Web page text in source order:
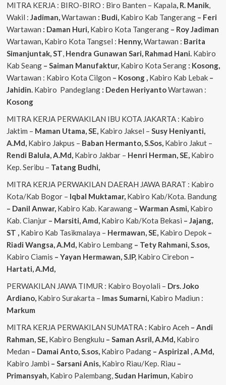
MITRA KERJA : BIRO-BIRO : Biro Banten – Kapala, R. Manik,
Wakil : Jadiman,Wartawan : Budi, Kabiro Kab Tangerang– Feri
Wartawan : Daman Huri, Kabiro Kota Tangerang– Roy Jadiman
Wartawan, Kabiro Kota Tangsel : Henny,Wartawan : Barita
Simanjuntak, ST, Hendra Gunawan Sari, Rahmad Hani. Kabiro
Kab Seang– Saiman Manufaktur, Kabiro Kota Serang : Kosong,
Wartawan : Kabiro Kota Cilgon – Kosong , Kabiro Kab Lebak–
Jahidin. Kabiro Pandeglang : Deden HeriyantoWartawan :
Kosong
MITRA KERJA PERWAKILAN IBU KOTA JAKARTA : Kabiro
Jaktim – Maman Utama, SE, Kabiro Jaksel – Susy Heniyanti,
A.Md, Kabiro Jakpus – Baban Hermanto, S.Sos, Kabiro Jakut –
Rendi Balula, A.Md, Kabiro Jakbar – Henri Herman, SE, Kabiro
Kep. Seribu – Tatang Budhi,
MITRA KERJA PERWAKILAN DAERAH JAWA BARAT : Kabiro
Kota/Kab Bogor – Iqbal Muktamar, Kabiro Kab/Kota. Bandung
– Danil Anwar, Kabiro Kab. Karawang – Warman Asmi, Kabiro
Kab. Cianjur– Marsiti, Amd, Kabiro Kab/Kota Bekasi – Jajang,
ST , Kabiro Kab Tasikmalaya – Hermawan, SE, Kabiro Depok–
Riadi Wangsa, A.Md, Kabiro Lembang– Tety Rahmani, S.sos,
Kabiro Ciamis – Yayan Hermawan, S.IP, Kabiro Cirebon –
Hartati, A.Md,
PERWAKILAN JAWA TIMUR : Kabiro Boyolali – Drs. Joko
Ardiano, Kabiro Surakarta – ImasSumarni, Kabiro Madiun :
Markum
MITRA KERJA PERWAKILAN SUMATRA : Kabiro Aceh – Andi
Rahman, SE, Kabiro Bengkulu – Saman Asril, A.Md, Kabiro
Medan – Damai Anto, S.sos, Kabiro Padang– Aspirizal , A.Md,
Kabiro Jambi – Sarsani Anis, Kabiro Riau/Kep. Riau –
Primansyah, Kabiro Palembang,Sudan Harimun, Kabiro